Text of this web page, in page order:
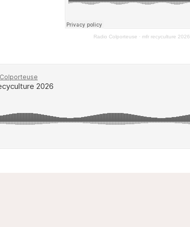
Radio Colporteuse · mfr recyculture 2026